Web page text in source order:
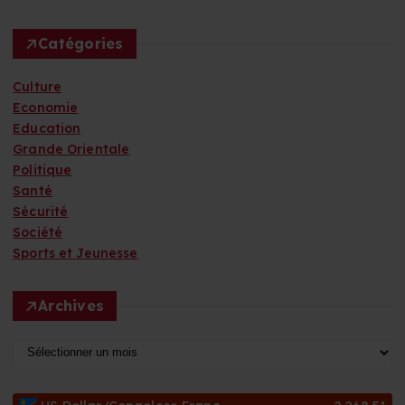
Catégories
Culture
Economie
Education
Grande Orientale
Politique
Santé
Sécurité
Société
Sports et Jeunesse
Archives
c